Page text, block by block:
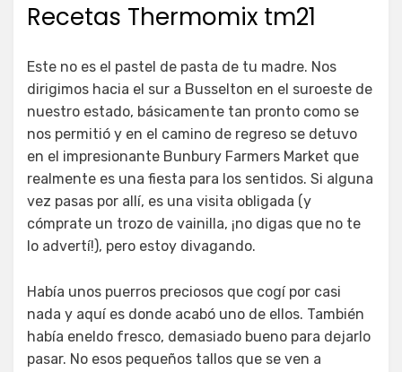
Recetas Thermomix tm21
Este no es el pastel de pasta de tu madre. Nos
dirigimos hacia el sur a Busselton en el suroeste de
nuestro estado, básicamente tan pronto como se
nos permitió y en el camino de regreso se detuvo
en el impresionante Bunbury Farmers Market que
realmente es una fiesta para los sentidos. Si alguna
vez pasas por allí, es una visita obligada (y
cómprate un trozo de vainilla, ¡no digas que no te
lo advertí!), pero estoy divagando.
Había unos puerros preciosos que cogí por casi
nada y aquí es donde acabó uno de ellos. También
había eneldo fresco, demasiado bueno para dejarlo
pasar. No esos pequeños tallos que se ven a